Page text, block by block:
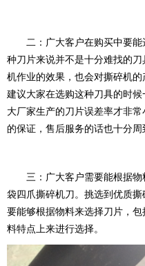
二：广大客户在购买中要能
种刀片来说并不是十分难找的
机作业的效果，也会对撕碎机
建议大家在选购这种刀具的时
大厂家生产的刀片误差率才非
的保证，售后服务的话也十分周
三：广大客户需要能根据物
袋四爪撕碎机刀。挑选到优质
要能够根据物料来选择刀片，
料特点上来进行选择。